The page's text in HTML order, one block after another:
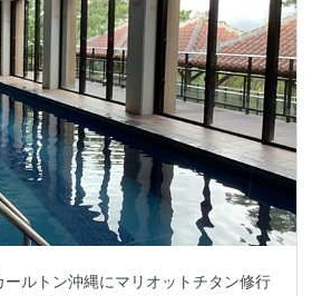
ルトン沖縄にマリオットチタン修行